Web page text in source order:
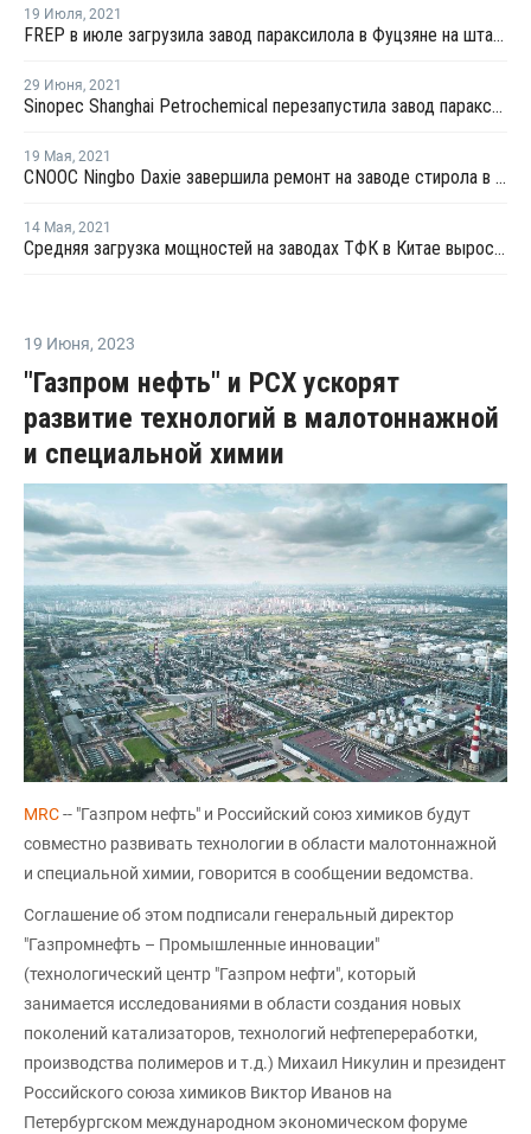
19 Июля, 2021
FREP в июле загрузила завод параксилола в Фуцзяне на штатном уровне
29 Июня, 2021
Sinopec Shanghai Petrochemical перезапустила завод параксилола № 1 после планового ремонта
19 Мая, 2021
CNOOC Ningbo Daxie завершила ремонт на заводе стирола в Нинбо
14 Мая, 2021
Средняя загрузка мощностей на заводах ТФК в Китае выросла в начале мая на 3%
19 Июня, 2023
"Газпром нефть" и РСХ ускорят
развитие технологий в малотоннажной
и специальной химии
MRC-- "Газпром нефть" и Российский союз химиков будут
совместно развивать технологии в области малотоннажной
и специальной химии, говорится в сообщении ведомства.
Соглашение об этом подписали генеральный директор
"Газпромнефть – Промышленные инновации"
(технологический центр "Газпром нефти", который
занимается исследованиями в области создания новых
поколений катализаторов, технологий нефтепереработки,
производства полимеров и т.д.) Михаил Никулин и президент
Российского союза химиков Виктор Иванов на
Петербургском международном экономическом форуме